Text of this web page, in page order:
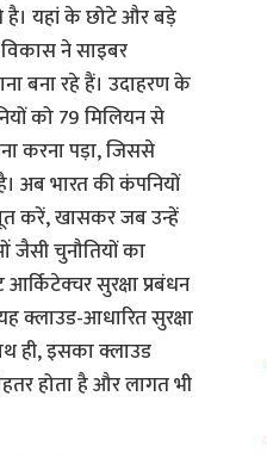
यहां के छोटे और बड़े
ने साइबर
बना रहे हैं। उदाहरण के
को 79 मिलियन से
करना पड़ा, जिससे
अब भारत की कंपनियों
करें, खासकर जब उन्हें
चुनौतियों का
सुरक्षा प्रबंधन
क्लाउड-आधारित सुरक्षा
ही, इसका क्लाउड
होता है और लागत भी